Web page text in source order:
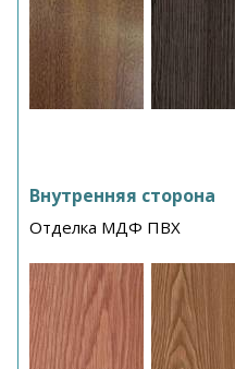
Внутренняя сторона
Отделка МДФ ПВХ